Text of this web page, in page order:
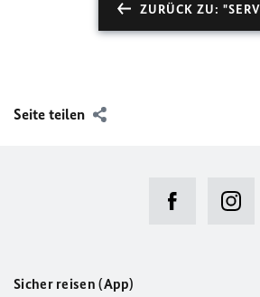
ZURÜCK ZU:
Seite teilen
Sicher reisen (App)